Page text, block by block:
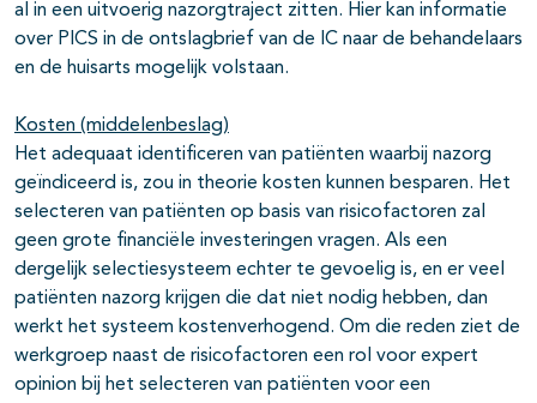
al in een uitvoerig nazorgtraject zitten. Hier kan informatie
over PICS in de ontslagbrief van de IC naar de behandelaars
en de huisarts mogelijk volstaan.
Kosten (middelenbeslag)
Het adequaat identificeren van patiënten waarbij nazorg
geïndiceerd is, zou in theorie kosten kunnen besparen. Het
selecteren van patiënten op basis van risicofactoren zal
geen grote financiële investeringen vragen. Als een
dergelijk selectiesysteem echter te gevoelig is, en er veel
patiënten nazorg krijgen die dat niet nodig hebben, dan
werkt het systeem kostenverhogend. Om die reden ziet de
werkgroep naast de risicofactoren een rol voor expert
opinion bij het selecteren van patiënten voor een